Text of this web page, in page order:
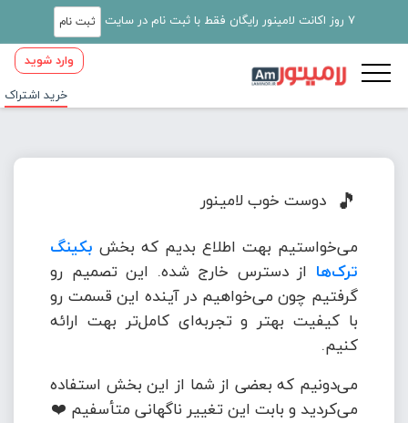
7 روز اکانت لامینور رایگان فقط با ثبت نام در سایت ثبت نام
وارد شوید
خرید اشتراک
🎵 دوست خوب لامینور
می‌خواستیم بهت اطلاع بدیم که بخش بکینگ
ترک‌ها از دسترس خارج شده. این تصمیم رو
گرفتیم چون می‌خواهیم در آینده این قسمت رو
با کیفیت بهتر و تجربه‌ای کامل‌تر بهت ارائه
کنیم.
می‌دونیم که بعضی از شما از این بخش استفاده
می‌کردید و بابت این تغییر ناگهانی متأسفیم ❤️